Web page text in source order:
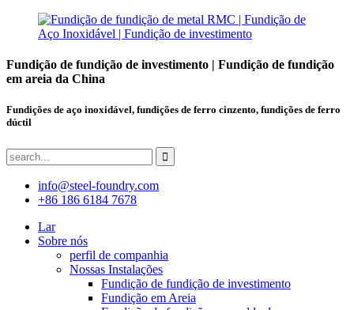
Fundição de fundição de investimento | Fundição de fundição
em areia da China
Fundições de aço inoxidável, fundições de ferro cinzento, fundições de ferro
dúctil
info@steel-foundry.com
+86 186 6184 7678
Lar
Sobre nós
perfil de companhia
Nossas Instalações
Fundição de fundição de investimento
Fundição em Areia